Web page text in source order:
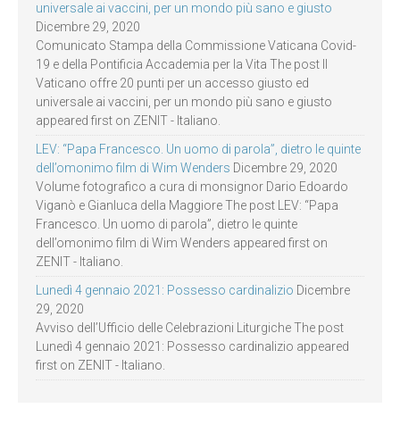
universale ai vaccini, per un mondo più sano e giusto
Dicembre 29, 2020
Comunicato Stampa della Commissione Vaticana Covid-
19 e della Pontificia Accademia per la Vita The post Il
Vaticano offre 20 punti per un accesso giusto ed
universale ai vaccini, per un mondo più sano e giusto
appeared first on ZENIT - Italiano.
LEV: “Papa Francesco. Un uomo di parola”, dietro le quinte
dell’omonimo film di Wim Wenders Dicembre 29, 2020
Volume fotografico a cura di monsignor Dario Edoardo
Viganò e Gianluca della Maggiore The post LEV: “Papa
Francesco. Un uomo di parola”, dietro le quinte
dell’omonimo film di Wim Wenders appeared first on
ZENIT - Italiano.
Lunedì 4 gennaio 2021: Possesso cardinalizio Dicembre
29, 2020
Avviso dell’Ufficio delle Celebrazioni Liturgiche The post
Lunedì 4 gennaio 2021: Possesso cardinalizio appeared
first on ZENIT - Italiano.